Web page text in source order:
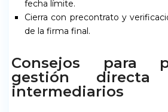
fecha límite.
Cierra con precontrato y
de la firma final.
Consejos para
gestión
intermediarios